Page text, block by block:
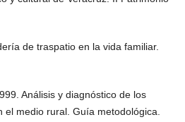
de traspatio en la vida familiar.
Análisis y diagnóstico de los
medio rural. Guía metodológica.